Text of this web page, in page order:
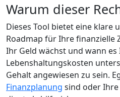
Warum dieser
Dieses Tool bietet eine klare
Roadmap für Ihre finanzielle
Ihr Geld wächst und wann es
Lebenshaltungskosten
Gehalt angewiesen zu sein.
Finanzplanung sind oder